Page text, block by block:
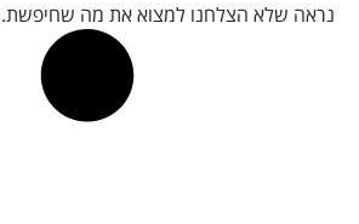
נראה שלא הצלחנו למצוא את מה שחיפשת.